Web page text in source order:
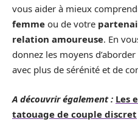
vous aider à mieux
femme ou de votre
relation amoureuse. En
donnez les moyens
avec plus de sérénité et de
A découvrir également : Les
tatouage de couple discret